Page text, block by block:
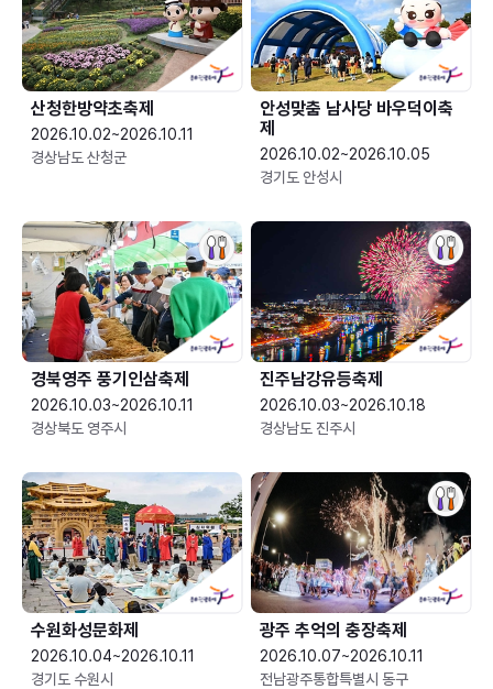
산청한방약초축제
2026.10.02~2026.10.11
경상남도 산청군
안성맞춤 남사당 바우덕이축
제
2026.10.02~2026.10.05
경기도 안성시
경북영주 풍기인삼축제
2026.10.03~2026.10.11
경상북도 영주시
진주남강유등축제
2026.10.03~2026.10.18
경상남도 진주시
수원화성문화제
2026.10.04~2026.10.11
경기도 수원시
광주 추억의 충장축제
2026.10.07~2026.10.11
전남광주통합특별시 동구